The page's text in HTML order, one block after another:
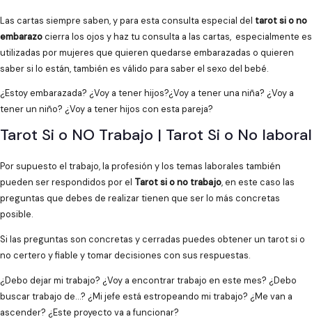
Las cartas siempre saben, y para esta consulta especial del tarot si o no
embarazocierra los ojos y haz tu consulta a las cartas, especialmente es
utilizadas por mujeres que quieren quedarse embarazadas o quieren
saber si lo están, también es válido para saber el sexo del bebé.
¿Estoy embarazada? ¿Voy a tener hijos?¿Voy a tener una niña? ¿Voy a
tener un niño? ¿Voy a tener hijos con esta pareja?
Tarot Si o NO Trabajo | Tarot Si o No laboral
Por supuesto el trabajo, la profesión y los temas laborales también
pueden ser respondidos por el Tarot si o no trabajo, en este caso las
preguntas que debes de realizar tienen que ser lo más concretas
posible.
Si las preguntas son concretas y cerradas puedes obtener un tarot si o
no certero y fiable y tomar decisiones con sus respuestas.
¿Debo dejar mi trabajo? ¿Voy a encontrar trabajo en este mes? ¿Debo
buscar trabajo de…? ¿Mi jefe está estropeando mi trabajo? ¿Me van a
ascender? ¿Este proyecto va a funcionar?